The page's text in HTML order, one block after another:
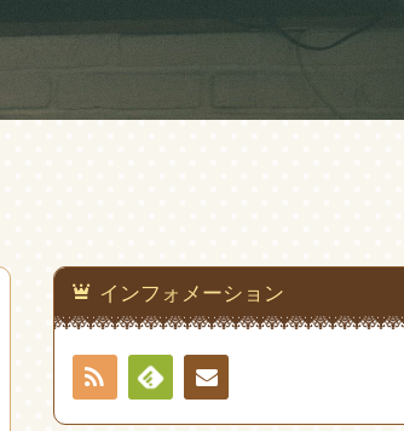
インフォメーション
RSS
Feedlyお問